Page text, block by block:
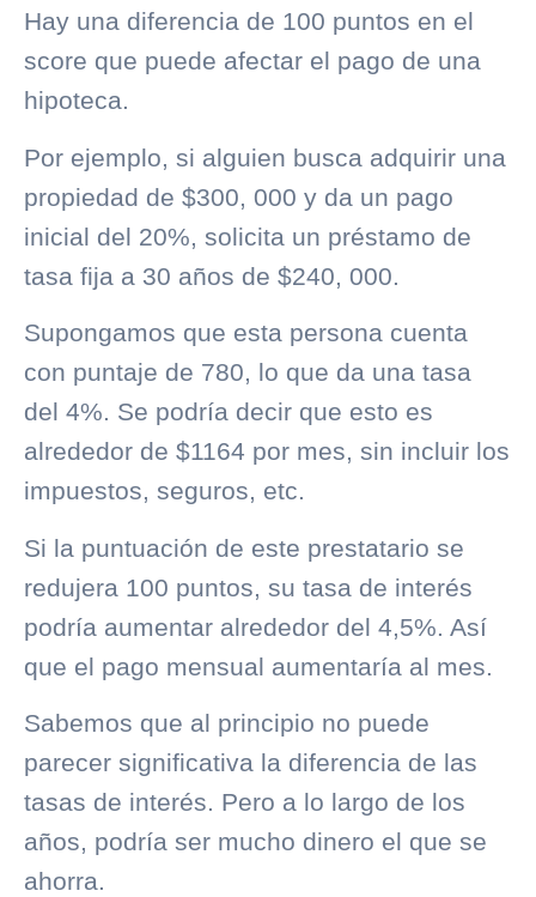
Hay una diferencia de 100 puntos en el
score que puede afectar el pago de una
hipoteca.
Por ejemplo, si alguien busca adquirir una
propiedad de $300, 000 y da un pago
inicial del 20%, solicita un préstamo de
tasa fija a 30 años de $240, 000.
Supongamos que esta persona cuenta
con puntaje de 780, lo que da una tasa
del 4%. Se podría decir que esto es
alrededor de $1164 por mes, sin incluir los
impuestos, seguros, etc.
Si la puntuación de este prestatario se
redujera 100 puntos, su tasa de interés
podría aumentar alrededor del 4,5%. Así
que el pago mensual aumentaría al mes.
Sabemos que al principio no puede
parecer significativa la diferencia de las
tasas de interés. Pero a lo largo de los
años, podría ser mucho dinero el que se
ahorra.